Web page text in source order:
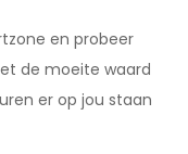
en probeer
de moeite waard
er op jou staan